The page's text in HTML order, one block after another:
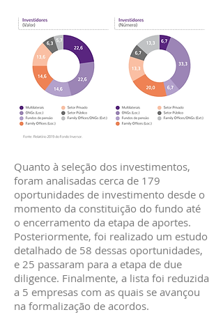
Quanto à seleção dos investimentos,
foram analisadas cerca de 179
oportunidades de investimento desde o
momento da constituição do fundo até
o encerramento da etapa de aportes.
Posteriormente, foi realizado um estudo
detalhado de 58 dessas oportunidades,
e 25 passaram para a etapa de due
diligence. Finalmente, a lista foi reduzida
a 5 empresas com as quais se avançou
na formalização de acordos.